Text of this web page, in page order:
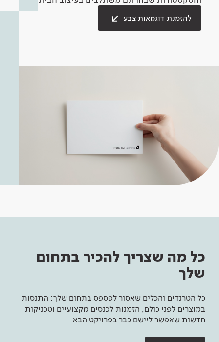
להזמנת דוגמאות צבע
כל מה שצריך להכיר בתחום
שלך
כל הטרנדים והכלים שאסור לפספס בתחום שלך: התנסות
במוצרים לפני כולם, הזמנות לכנסים מקצועיים וטכניקות
חדשות שאפשר ליישם כבר בפרויקט הבא